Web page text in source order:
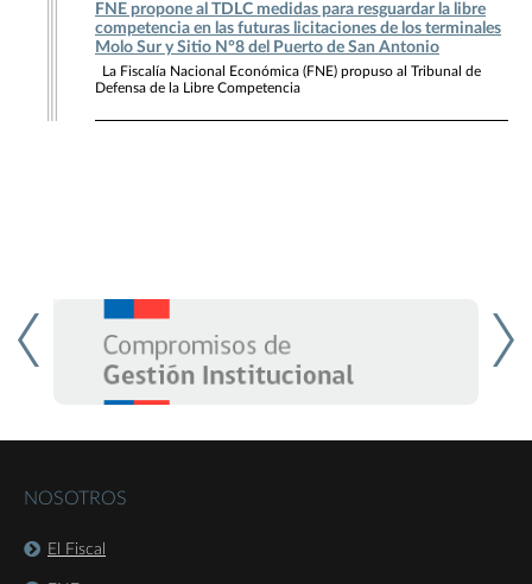
FNE propone al TDLC medidas para resguardar la libre
competencia en las futuras licitaciones de los terminales
Molo Sur y Sitio N°8 del Puerto de San Antonio
La Fiscalía Nacional Económica (FNE) propuso al Tribunal de
Defensa de la Libre Competencia
NOSOTROS
El Fiscal